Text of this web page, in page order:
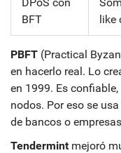
BFT
like
PBFT (Practical
en hacerlo real. Lo
en 1999. Es
nodos. Por eso se
de bancos o
Tendermint mejoró